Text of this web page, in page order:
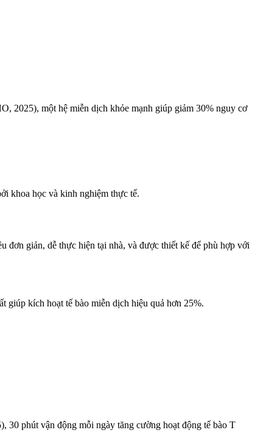
2025), một hệ miễn dịch khỏe mạnh giúp giảm 30% nguy cơ
khoa học và kinh nghiệm thực tế.
đơn giản, dễ thực hiện tại nhà, và được thiết kế để phù hợp với
giúp kích hoạt tế bào miễn dịch hiệu quả hơn 25%.
30 phút vận động mỗi ngày tăng cường hoạt động tế bào T